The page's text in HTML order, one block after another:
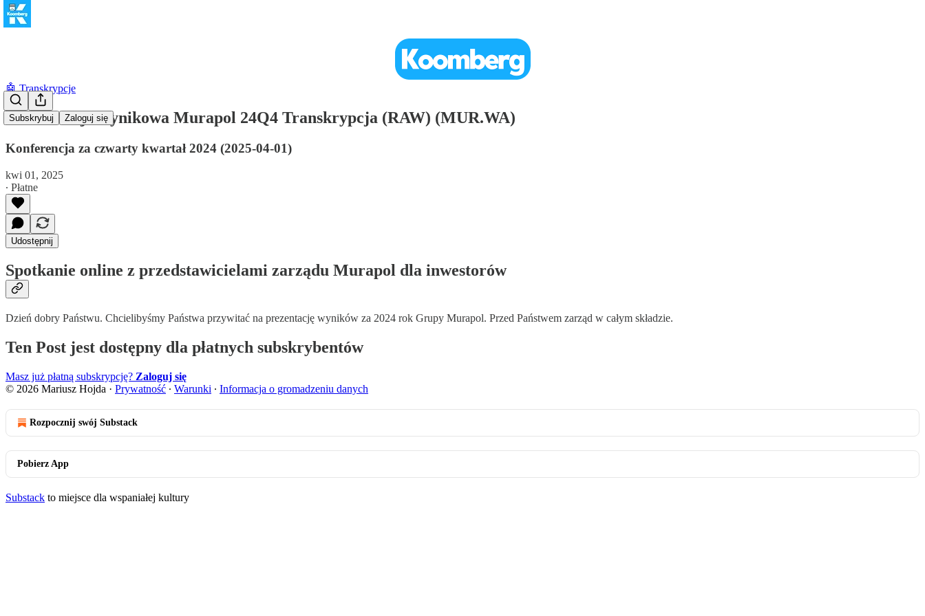
Subskrybuj Zaloguj się
🤖 Transkrypcje
Konferencja wynikowa Murapol 24Q4 Transkrypcja (RAW) (MUR.WA)
Konferencja za czwarty kwartał 2024 (2025-04-01)
kwi 01, 2025
∙ Płatne
Udostępnij
Spotkanie online z przedstawicielami zarządu Murapol dla inwestorów
Dzień dobry Państwu. Chcielibyśmy Państwa przywitać na prezentację wyników za 2024 rok Grupy Murapol. Przed Państwem zarząd w całym składzie.
Ten Post jest dostępny dla płatnych subskrybentów
Masz już płatną subskrypcję? Zaloguj się
© 2026 Mariusz Hojda · Prywatność ∙ Warunki ∙ Informacja o gromadzeniu danych
Rozpocznij swój Substack
Pobierz App
Substack to miejsce dla wspaniałej kultury